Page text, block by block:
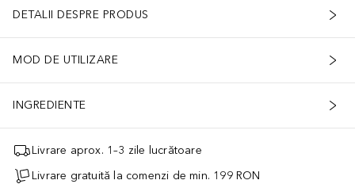
DETALII DESPRE PRODUS
MOD DE UTILIZARE
INGREDIENTE
Livrare aprox. 1–3 zile lucrătoare
Livrare gratuită la comenzi de min. 199 RON